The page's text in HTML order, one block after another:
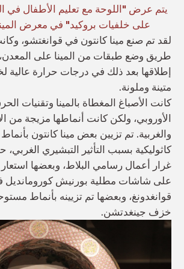
يتم عرض "اللوحة مع تعليم الأطفال في
على خلفيات بروكيد" في معرض
لقد تم صنع مينا كانتون في قوانغتشو،
طريق وضع طبقات من المينا على المعدن،
إطلاقها بعد ذلك في درجات حرارة عالية
متينة وملونة.
كانت الأصباغ المغطاة بالمينا وتقنيات
الأوروبي، ولكن كانت أنماطها مزيجة من
والغربية. تم تزيين بعض مينا كانتون
كاثوليكية بسبب التأثير التبشيري
غرار أعمال رسامي البلاط، وبعضها استعار
على شاشات مطلية بورنيش كورومانديل
قوانغدونغ، وبعضها تم تزيينه بأنماط
خزف جينغدتشن.